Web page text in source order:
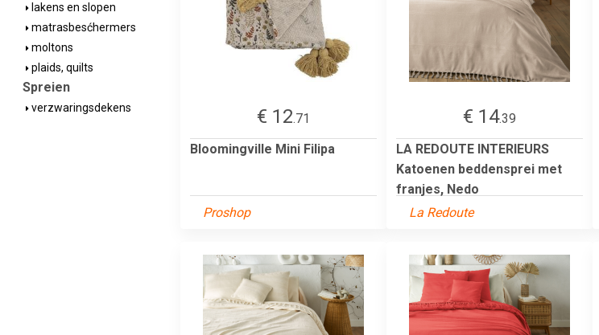
lakens en slopen
matrasbesćhermers
moltons
plaids, quilts
Spreien
verzwaringsdekens € 12.71
Bloomingville Mini Filipa
Proshop
€ 14.39
LA REDOUTE INTERIEURS
Katoenen beddensprei met
franjes, Nedo
La Redoute